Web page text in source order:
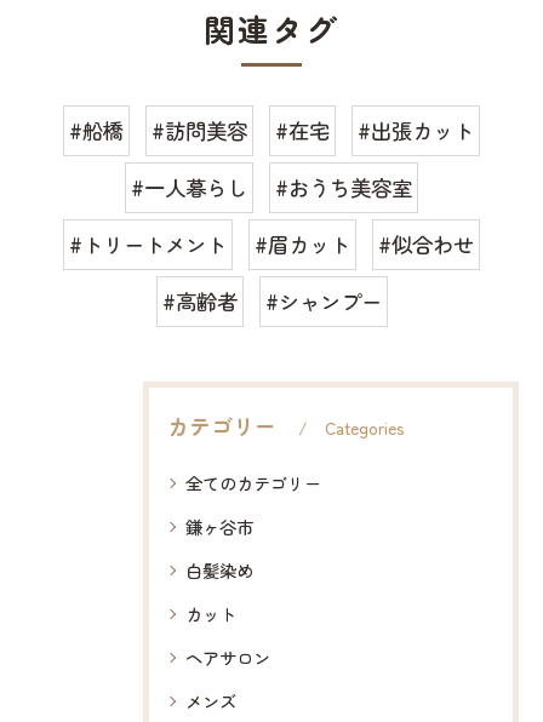
関連タグ
#船橋 #訪問美容 #在宅
#出張カット
#一人暮らし
#おうち美容室
#トリートメント
#眉カット
#似合わせ
#高齢者
#シャンプー
カテゴリー Categories
全てのカテゴリー
鎌ヶ谷市
白髪染め
カット
ヘアサロン
メンズ